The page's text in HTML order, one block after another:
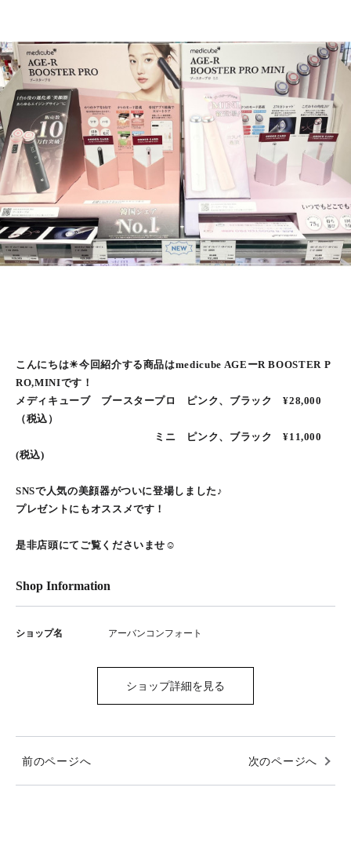
こんにちは☀︎今回紹介する商品はmedicube AGEーR BOOSTER P
RO,MINIです！
メディキューブ ブースタープロ ピンク、ブラック ¥28,000
（税込）
ミニ ピンク、ブラック ¥11,000
(税込)
SNSで人気の美顔器がついに登場しました♪
プレゼントにもオススメです！
是非店頭にてご覧くださいませ☺︎
Shop Information
ショップ名 アーバンコンフォート
ショップ詳細を見る
前のページへ 次のページへ